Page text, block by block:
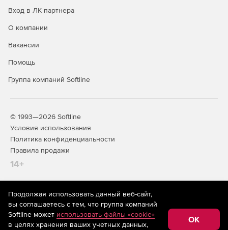
Вход в ЛК партнера
О компании
Вакансии
Помощь
Группа компаний Softline
© 1993—2026 Softline
Условия использования
Политика конфиденциальности
Правила продажи
14+
На информационном ресурсе store.softline.ru применяются
рекомендательные технологии(информационные технологии
предоставления информации на основе сбора,
систематизации и анализа сведений, относящихся к
Продолжая использовать данный веб-сайт,
вы соглашаетесь с тем, что группа компаний
Softline может использовать файлы «cookie»
в целях хранения ваших учетных данных,
OK